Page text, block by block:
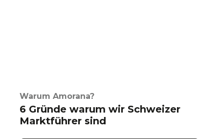
Warum Amorana?
6 Gründe warum wir Schweizer
Marktführer sind